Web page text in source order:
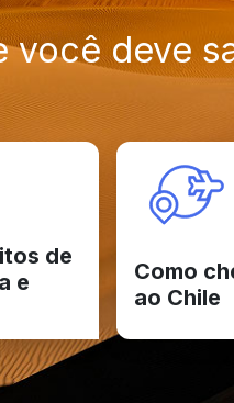
você deve
de
e
Como
ao Chile